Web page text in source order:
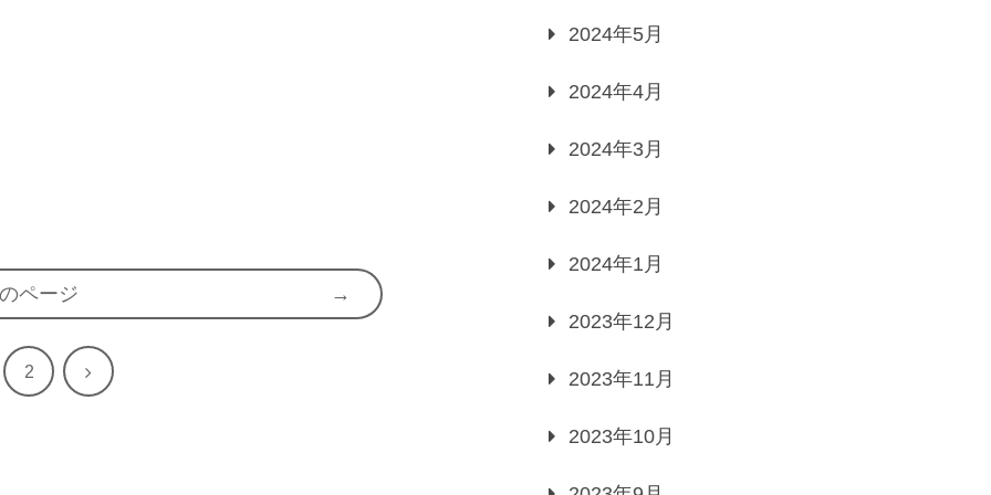
ページ
2 次
2024年5月
2024年4月
2024年3月
2024年2月
2024年1月
2023年12月
2023年11月
2023年10月